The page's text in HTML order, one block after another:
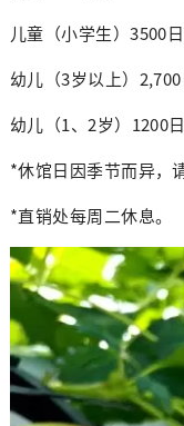
儿童（小学生）3500
幼儿（3岁以上）
幼儿（1、2岁）1200
*休馆日因季节而异，
*直销处每周二休息。